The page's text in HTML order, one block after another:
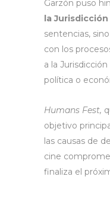
Garzón puso
la
sentencias,
con los
a la
política o
Humans Fest,
objetivo
las causas de
cine
finaliza el